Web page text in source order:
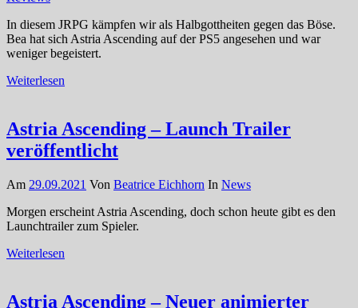
In diesem JRPG kämpfen wir als Halbgottheiten gegen das Böse.
Bea hat sich Astria Ascending auf der PS5 angesehen und war
weniger begeistert.
Weiterlesen
Astria Ascending – Launch Trailer
veröffentlicht
Am 29.09.2021 Von Beatrice Eichhorn In News
Morgen erscheint Astria Ascending, doch schon heute gibt es den
Launchtrailer zum Spieler.
Weiterlesen
Astria Ascending – Neuer animierter